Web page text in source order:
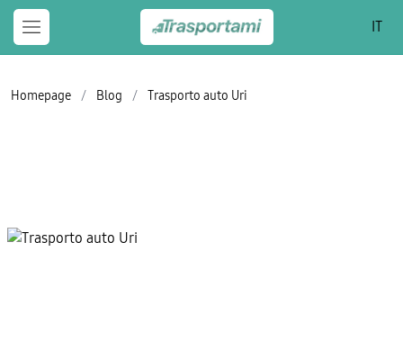
IT
Homepage / Blog / Trasporto auto Uri